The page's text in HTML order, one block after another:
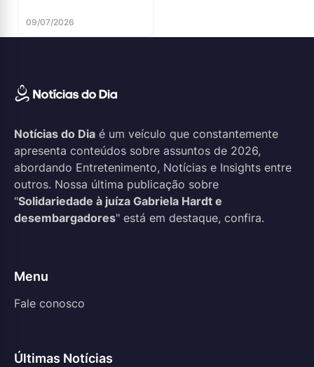
09/07/2026
Notícias do Dia é um veículo que constantemente
apresenta conteúdos sobre assuntos de 2026,
abordando Entretenimento, Notícias e Insights entre
outros. Nossa última publicação sobre
"Solidariedade à juíza Gabriela Hardt e
desembargadores" está em destaque, confira.
Menu
Fale conosco
Últimas Notícias